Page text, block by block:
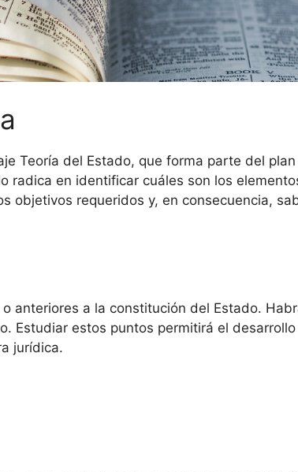
Teoría del Estado, que forma parte del
radica en identificar cuáles son los
objetivos requeridos y, en consecuencia,
anteriores a la constitución del Estado.
Estudiar estos puntos permitirá el
jurídica.